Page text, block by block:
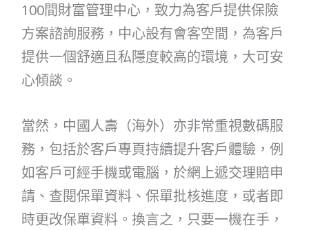
100間財富管理中心，致力為客戶提供保險
方案諮詢服務，中心設有會客空間，為客戶
提供一個舒適且私隱度較高的環境，大可安
心傾談。
當然，中國人壽（海外）亦非常重視數碼服
務，包括於客戶專頁持續提升客戶體驗，例
如客戶可經手機或電腦，於網上遞交理賠申
請、查閱保單資料、保單批核進度，或者即
時更改保單資料。換言之，只要一機在手，